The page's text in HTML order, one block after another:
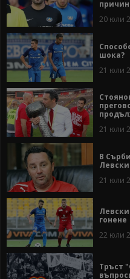
20 юли
шока?
21 юли
21 юли
В
21 юли
гонене
22 юли
Тръст